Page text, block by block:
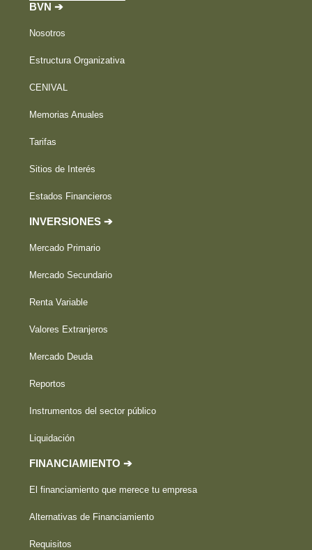
BVN ➔
Nosotros
Estructura Organizativa
CENIVAL
Memorias Anuales
Tarifas
Sitios de Interés
Estados Financieros
INVERSIONES ➔
Mercado Primario
Mercado Secundario
Renta Variable
Valores Extranjeros
Mercado Deuda
Reportos
Instrumentos del sector público
Liquidación
FINANCIAMIENTO ➔
El financiamiento que merece tu empresa
Alternativas de Financiamiento
Requisitos